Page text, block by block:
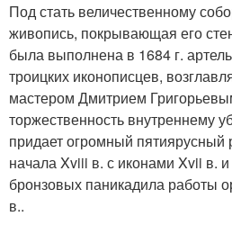
Под стать величественному
живопись, покрывающая его
была выполнена в 1684 г.
троицких иконописцев,
мастером Дмитрием
торжественность внутреннему
придает огромный пятиярусный
начала Xviii в. с иконами Xvii в.
бронзовых паникадила работы
в..